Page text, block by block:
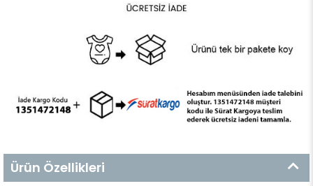
Ürün Özellikleri